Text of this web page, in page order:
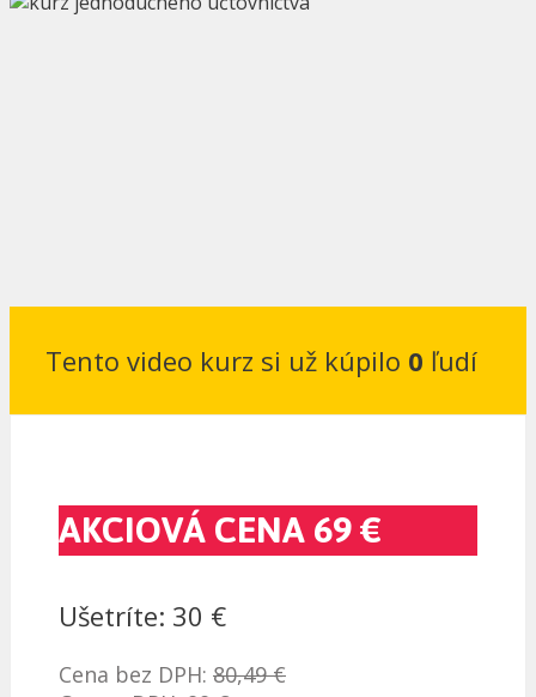
Tento video kurz si už kúpilo 0 ľudí
AKCIOVÁ CENA 69 €
Ušetríte: 30 €
Cena bez DPH: 80,49 €